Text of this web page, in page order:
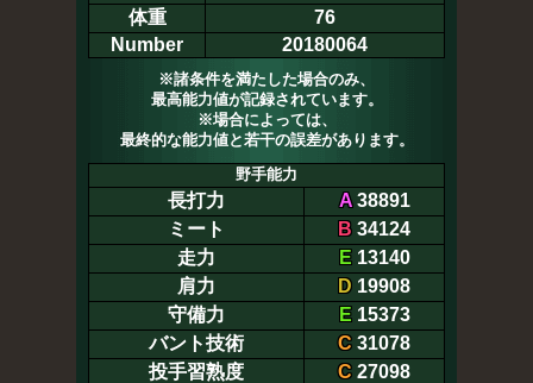
体重
76
Number
20180064
※諸条件を満たした場合のみ、
最高能力値が記録されています。
※場合によっては、
最終的な能力値と若干の誤差があります。
野手能力
長打力 A38891
ミート
B 34124
走力
E13140
肩力
D 19908
守備力
E15373
バント技術
C 31078
投手習熟度
C 27098